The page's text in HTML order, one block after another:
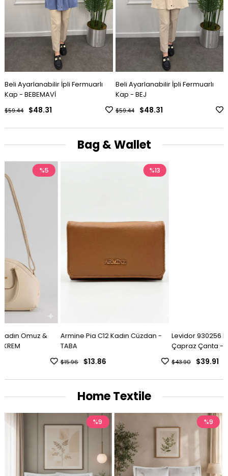
Beli Ayarlanabilir İpli Fermuarlı
Kap - BEBEMAVİ
$48.31
$59.44
Beli Ayarlanabilir İpli Fermuarlı
Kap - BEJ
$48.31
$59.44
Bag & Wallet
Armine Pia C12 Kadın Cüzdan -
TABA
$13.86
Levidor 930256 Kadın Omuz &
Çapraz Çanta - VİZON
$39.91
Home Textile
%9 %9